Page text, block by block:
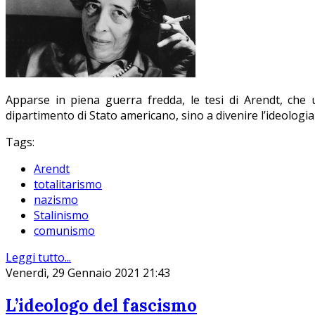
Apparse in piena guerra fredda, le tesi di Arendt,
dipartimento di Stato americano, sino a divenire
Tags:
Arendt
totalitarismo
nazismo
Stalinismo
comunismo
Leggi tutto...
Venerdì, 29 Gennaio 2021 21:43
L’ideologo del fascismo